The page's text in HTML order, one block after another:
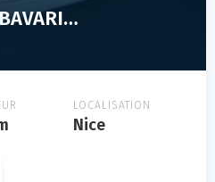
BAVARIA YACHTS BAVARIA 42 CRUISER
LOCALISATION
Nice